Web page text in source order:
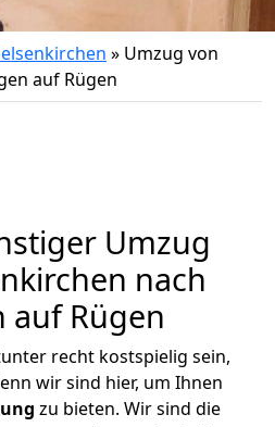
» Umzug von
auf Rügen
Umzug
nach
auf Rügen
recht kostspielig sein,
wir sind hier, um Ihnen
zu bieten. Wir sind die